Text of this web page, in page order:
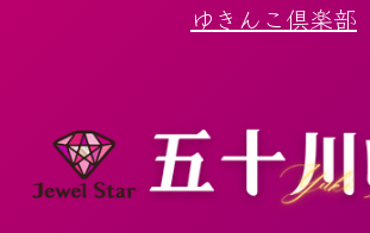
ゆきんこ倶楽部